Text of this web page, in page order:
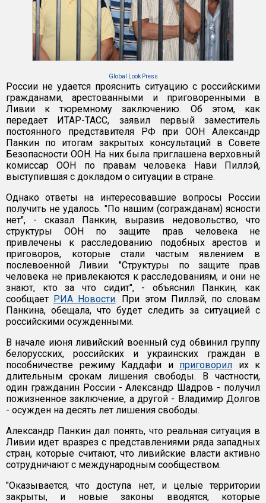
Global Look Press
России не удается прояснить ситуацию с российскими
гражданами, арестованными и приговоренными в
Ливии к тюремному заключению. Об этом, как
передает ИТАР-ТАСС, заявил первый заместитель
постоянного представителя РФ при ООН Александр
Панкин по итогам закрытых консультаций в Совете
Безопасности ООН. На них была приглашена верховный
комиссар ООН по правам человека Нави Пиллэй,
выступившая с докладом о ситуации в стране.
Однако ответы на интересовавшие вопросы России
получить не удалось. "По нашим (согражданам) ясности
нет", - сказал Панкин, выразив недовольство, что
структуры ООН по защите прав человека не
привлечены к расследованию подобных арестов и
приговоров, которые стали частым явлением в
послевоенной Ливии. "Структуры по защите прав
человека не привлекаются к расследованиям, и они не
знают, кто за что сидит", - объяснил Панкин, как
сообщает РИА Новости. При этом Пиллэй, по словам
Панкина, обещала, что будет следить за ситуацией с
российскими осужденными.
В начале июня ливийский военный суд обвинил группу
белорусских, российских и украинских граждан в
пособничестве режиму Каддафи и приговорил их к
длительным срокам лишения свободы. В частности,
один гражданин России - Александр Шадров - получил
пожизненное заключение, а другой - Владимир Долгов
- осужден на десять лет лишения свободы.
Александр Панкин дал понять, что реальная ситуация в
Ливии идет вразрез с представлениями ряда западных
стран, которые считают, что ливийские власти активно
сотрудничают с международным сообществом.
"Оказывается, что доступа нет, и целые территории
закрыты, и новые законы вводятся, которые